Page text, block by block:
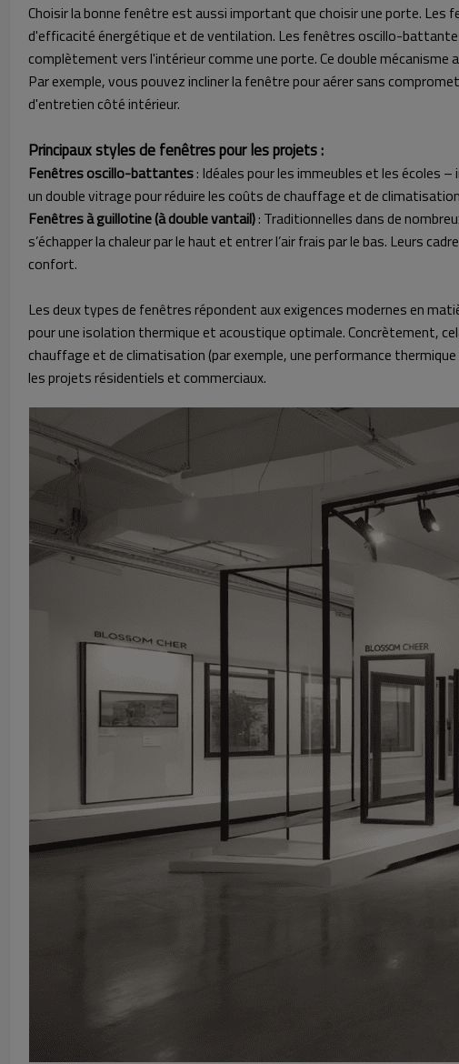
Choisir la bonne fenêtre est aussi important que choisir une porte.
d'efficacité énergétique et de ventilation. Les fenêtres oscillo-
complètement vers l'intérieur comme une porte. Ce double
Par exemple, vous pouvez incliner la fenêtre pour aérer sans
d'entretien côté intérieur.
Principaux styles de fenêtres pour les projets :
Fenêtres oscillo-battantes: Idéales pour les immeubles et les écoles
un double vitrage pour réduire les coûts de chauffage et de
Fenêtres à guillotine (à double vantail): Traditionnelles dans de
s’échapper la chaleur par le haut et entrer l’air frais par le bas. Leurs
confort.
Les deux types de fenêtres répondent aux exigences modernes en
pour une isolation thermique et acoustique optimale. Concrètement,
chauffage et de climatisation (par exemple, une performance
les projets résidentiels et commerciaux.